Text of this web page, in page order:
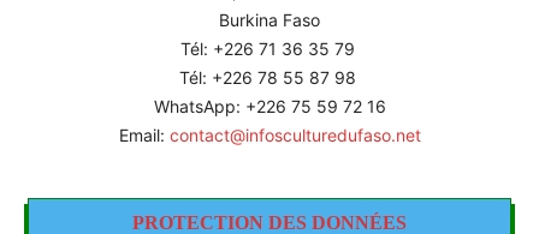
Burkina Faso
Tél: +226 71 36 35 79
Tél: +226 78 55 87 98
WhatsApp: +226 75 59 72 16
Email: contact@infosculturedufaso.net
PROTECTION DES DONNÉES